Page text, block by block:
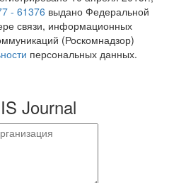
- 61376 выдано Федеральной
связи, информационных
(Роскомнадзор)
персональных данных.
Journal